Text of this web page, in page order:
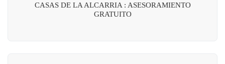
CASAS DE LA ALCARRIA : ASESORAMIENTO
GRATUITO